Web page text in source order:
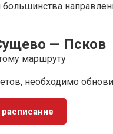
— Псков
маршруту
необходимо
расписание